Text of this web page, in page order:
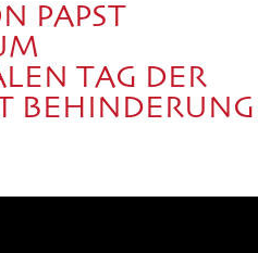
PAPST
TAG DER
BEHINDERUNG